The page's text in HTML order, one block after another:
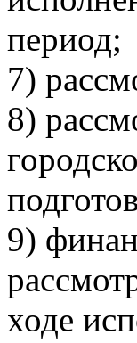
период;
7)
8)
9)
ходе